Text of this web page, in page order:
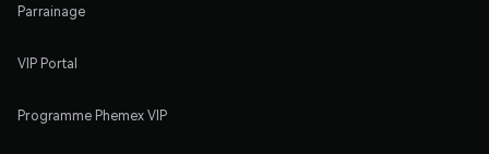
Parrainage
VIP Portal
Programme Phemex VIP